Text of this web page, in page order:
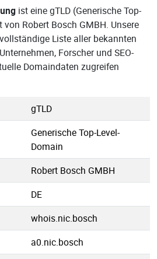
ist eine gTLD (Generische Top-
von Robert Bosch GMBH. Unsere
Liste aller bekannten
Forscher und SEO-
Domaindaten zugreifen
gTLD
Generische Top-Level-
Domain
Robert Bosch GMBH
DE
whois.nic.bosch
a0.nic.bosch